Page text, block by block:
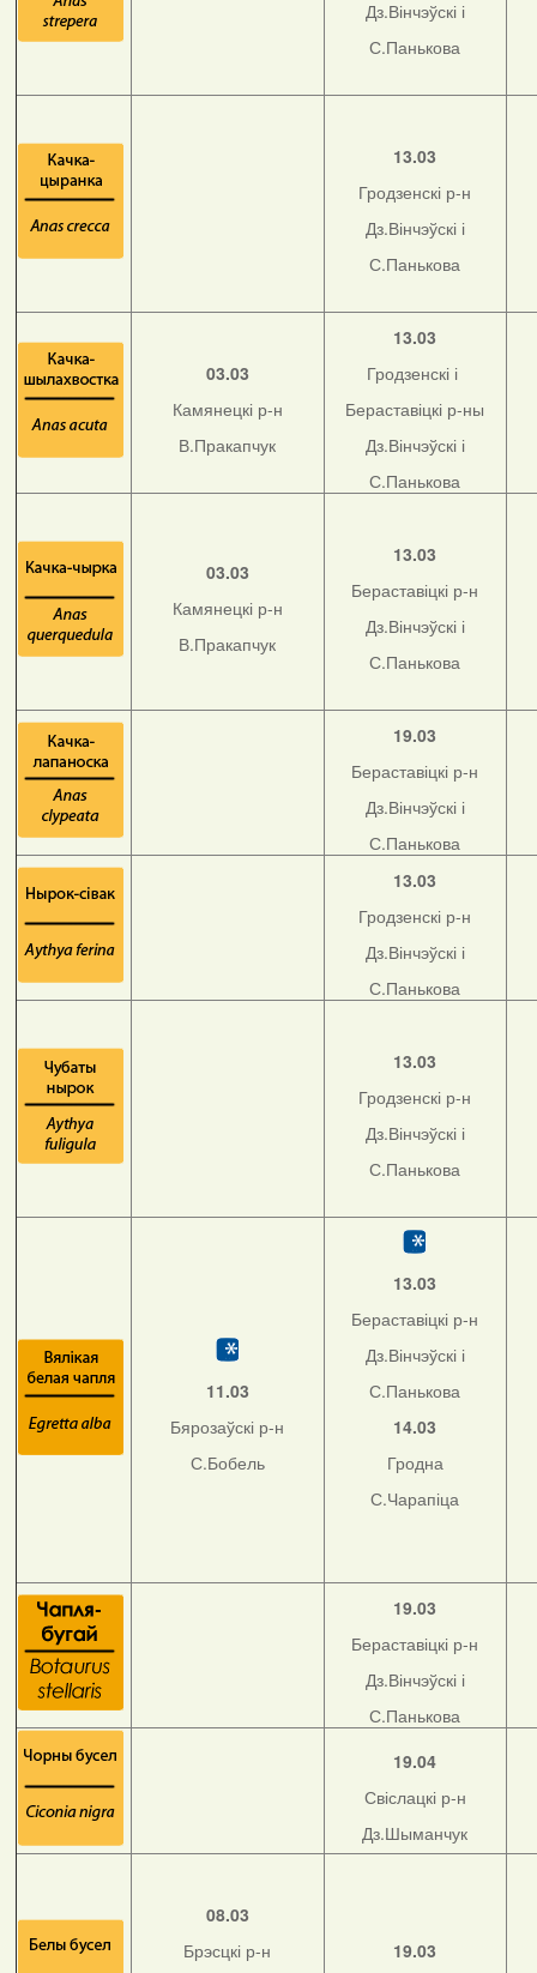
Дз.Вінчэўскі і
С.Панькова
13.03
Гродзенскі р-н
Дз.Вінчэўскі і
С.Панькова
03.03
Камянецкі р-н
В.Пракапчук
13.03
Гродзенскі і
Бераставіцкі р-ны
Дз.Вінчэўскі і
С.Панькова
03.03
Камянецкі р-н
В.Пракапчук
13.03
Бераставіцкі р-н
Дз.Вінчэўскі і
С.Панькова
19.03
Бераставіцкі р-н
Дз.Вінчэўскі і
С.Панькова
13.03
Гродзенскі р-н
Дз.Вінчэўскі і
С.Панькова
13.03
Гродзенскі р-н
Дз.Вінчэўскі і
С.Панькова
11.03
Бярозаўскі р-н
С.Бобель
13.03
Бераставіцкі р-н
Дз.Вінчэўскі і
С.Панькова
14.03
Гродна
С.Чарапіца
19.03
Бераставіцкі р-н
Дз.Вінчэўскі і
С.Панькова
19.04
Свіслацкі р-н
Дз.Шыманчук
08.03
Брэсцкі р-н
19.03